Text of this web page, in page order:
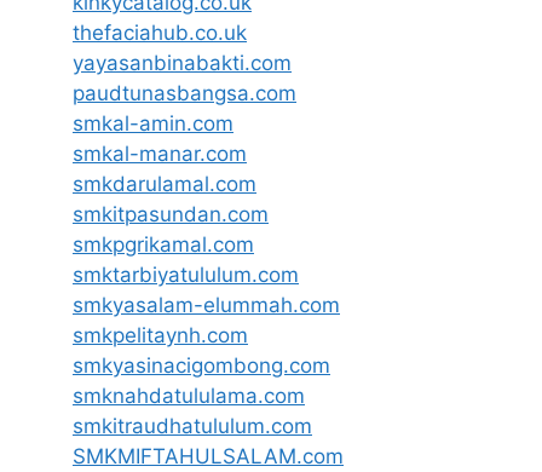
thefaciahub.co.uk
yayasanbinabakti.com
paudtunasbangsa.com
smkal-amin.com
smkal-manar.com
smkdarulamal.com
smkitpasundan.com
smkpgrikamal.com
smktarbiyatululum.com
smkyasalam-elummah.com
smkpelitaynh.com
smkyasinacigombong.com
smknahdatululama.com
smkitraudhatululum.com
SMKMIFTAHULSALAM.com